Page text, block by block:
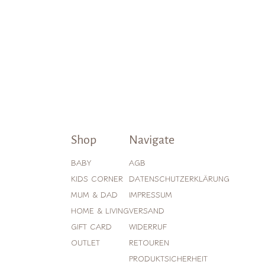
Shop
BABY
KIDS CORNER
MUM & DAD
HOME & LIVING
GIFT CARD
OUTLET
Navigate
AGB
DATENSCHUTZERKLÄRUNG
IMPRESSUM
VERSAND
WIDERRUF
RETOUREN
PRODUKTSICHERHEIT